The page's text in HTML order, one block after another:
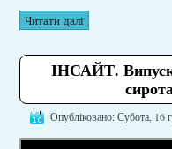
Читати далі
ІНСАЙТ. Випуск
Опубліковано: Субота, 16